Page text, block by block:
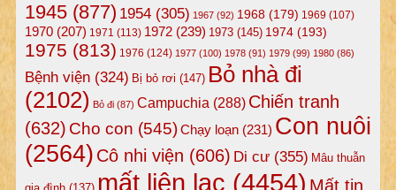
1945(877) 1954(305) 1967(92) 1968(179) 1969 (107)
1970(207) 1971 (113) 1972(239) 1973(145) 1974(193)
1975 (813) 1976 (124) 1977(100) 1978(91) 1979(99) 1980(86)
Bệnh viện(324) Bị bỏ rơi (147) Bỏ nhà đi
(2102) Bỏ đi(87) Campuchia (288) Chiến tranh
(632) Cho con (545)Chạy loạn(231) Con nuôi
(2564) Cô nhi viện (606) Di cư(355) Mâu thuẫn
mất liên lạc (4454) Mất tin